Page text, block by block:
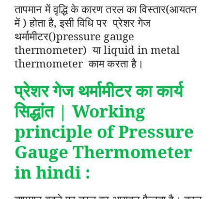
तापमान में वृद्धि के कारण तरल का विस्तार(आयतन
में ) होता है, इसी विधि पर प्रेशर गेज
थर्मामीटर()pressure gauge
thermometer) या liquid in metal
thermometer काम करता है।
प्रेशर गेज थर्मामीटर का कार्य
सिद्धांत | Working
principle of Pressure
Gauge Thermometer
in hindi :